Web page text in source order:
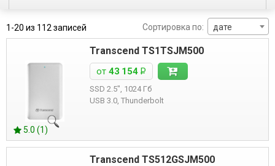
Сортировка по: дате
1-20 из 112 записей
Transcend TS1TSJM500
от 43 154 Р
5.0 (1)
SSD 2.5", 1024 Гб
USB 3.0, Thunderbolt
Transcend TS512GSJM500